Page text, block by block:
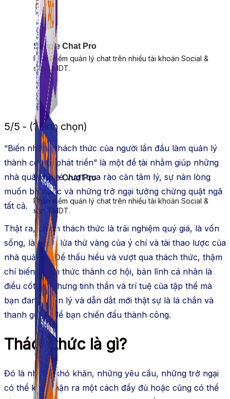
Simple Chat Pro
Phần mềm quản lý chat trên nhiều tài khoản Social &
sàn TMDT.
Simple Chat Pro
Phần mềm quản lý chat trên nhiều tài khoản Social &
sàn TMDT.
5/5 - (1 bình chọn)
“Biến những thách thức của người lần đầu làm quản lý
thành cơ hội phát triển” là một đề tài nhằm giúp những
nhà quản lý trẻ vượt qua rào cản tâm lý, sự nản lòng
muốn bỏ cuộc và những trở ngại tưởng chừng quật ngã
tất cả.
Thật ra, chính thách thức là trải nghiệm quý giá, là vốn
sống, là ngọn lửa thử vàng của ý chí và tài thao lược của
nhà quản lý. Để thấu hiểu và vượt qua thách thức, thậm
chí biến thách thức thành cơ hội, bản lĩnh cá nhân là
điều cốt lõi, nhưng tinh thần và trí tuệ của tập thể mà
bạn đang quản lý và dẫn dắt mới thật sự là lá chắn và
thanh gươm để bạn chiến đấu thành công.
Thách thức là gì?
Đó là những khó khăn, những yêu cầu, những trở ngại
có thể khó nhận ra một cách đầy đủ hoặc cũng có thể